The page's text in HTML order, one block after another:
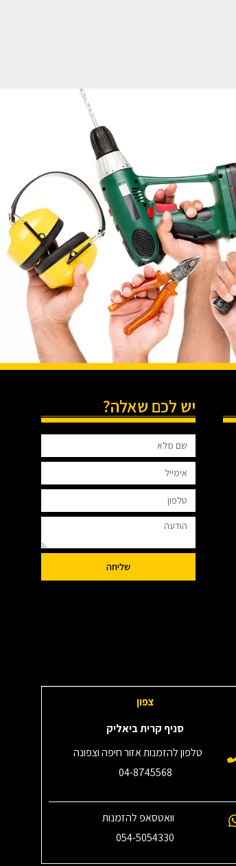
יש לכם שאלה?
שליחה
צפון
סניף קרית ביאליק
טלפון להזמנות אזור חיפה וצפונה
04-8745568
וואטסאפ להזמנות
054-5054330